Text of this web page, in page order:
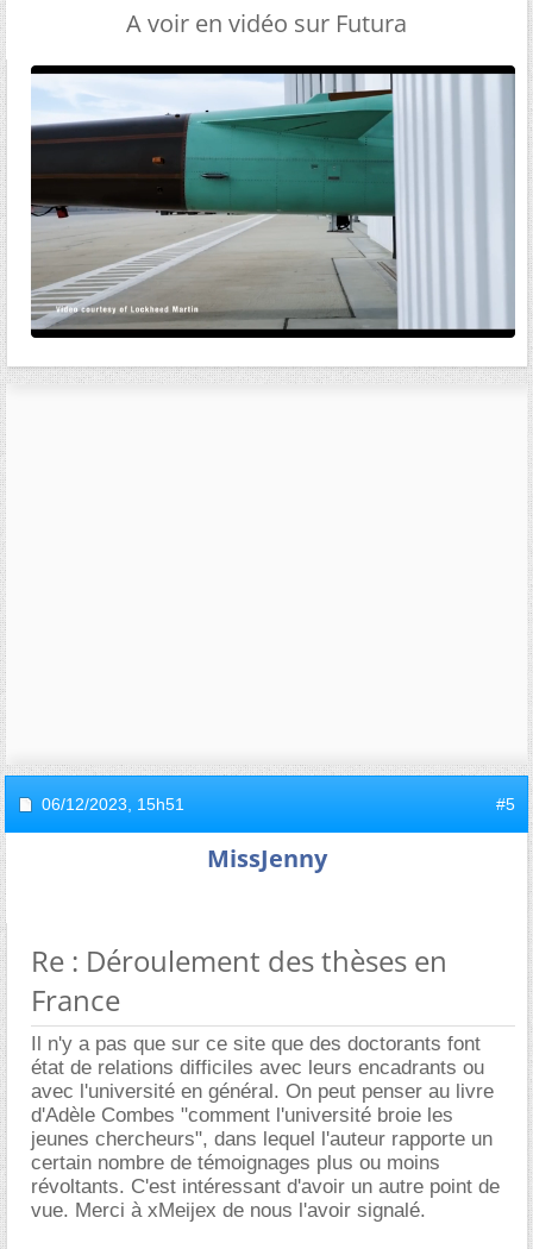
A voir en vidéo sur Futura
06/12/2023, 15h51 #5
MissJenny
Re : Déroulement des thèses en
France
Il n'y a pas que sur ce site que des doctorants font
état de relations difficiles avec leurs encadrants ou
avec l'université en général. On peut penser au livre
d'Adèle Combes "comment l'université broie les
jeunes chercheurs", dans lequel l'auteur rapporte un
certain nombre de témoignages plus ou moins
révoltants. C'est intéressant d'avoir un autre point de
vue. Merci à xMeijex de nous l'avoir signalé.